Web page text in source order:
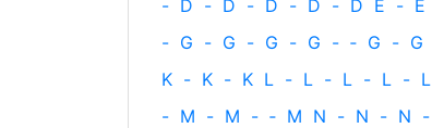
- D - D - D - D - D E - E
- G - G - G - G - ‐ G - G
K - K - K L - L - L - L - L
- M - M - ‐ M N - N - N -